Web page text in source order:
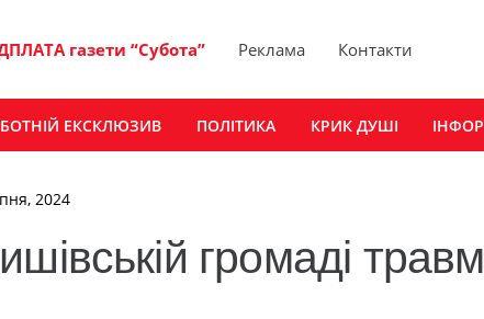
газети “Субота” Реклама Контакти
ЕКСКЛЮЗИВ ПОЛІТИКА КРИК ДУШІ
2024
громаді